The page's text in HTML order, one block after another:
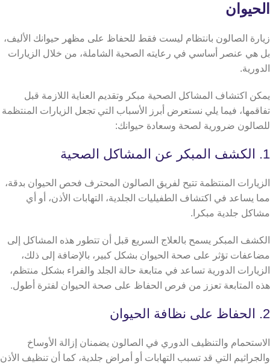
الحيوان
زيارة الصالون بانتظام ليست فقط للحفاظ على مظهر حيوانك الأليف،
بل هي عنصر أساسي في رعايته الصحية الشاملة، من خلال الزيارات
الدورية.
يمكن اكتشاف المشاكل الصحية مبكر وتقديم العناية اللازمة قبل
تفاقمها، فيما يلي نستعرض أبرز الأسباب التي تجعل الزيارات المنتظمة
للصالون ضرورية لصحة وسعادة حيوانك:
1. الكشف المبكر عن المشاكل الصحية
الزيارات المنتظمة تتيح لفريق الصالون المحترف فحص الحيوان بدقة،
مما يساعد في اكتشاف الطفيليات الجلدية، التهابات الأذن، أو أي
مشاكل جلدية مبكرا.
الكشف المبكر يسمح بالعلاج السريع قبل أن تتطور هذه المشاكل إلى
مضاعفات تؤثر على صحة الحيوان بشكل كبير، بالإضافة إلى ذلك،
الزيارات الدورية تساعد في متابعة حالة الجلد والفراء بشكل منتظم،
هذه المتابعة تعزز من فرص الحفاظ على صحة الحيوان لفترة أطول.
2. الحفاظ على نظافة الحيوان
الاستحمام والتنظيف الدوري في الصالون يضمنان إزالة الأوساخ
والجراثيم التي قد تسبب التهابات أو أمراض جلدية، كما أن تنظيف الأذن